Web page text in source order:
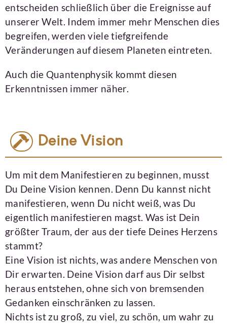
entscheiden schließlich über die Ereignisse auf
unserer Welt. Indem immer mehr Menschen dies
begreifen, werden viele tiefgreifende
Veränderungen auf diesem Planeten eintreten.
Auch die Quantenphysik kommt diesen
Erkenntnissen immer näher.
Deine Vision
Um mit dem Manifestieren zu beginnen, musst
Du Deine Vision kennen. Denn Du kannst nicht
manifestieren, wenn Du nicht weiß, was Du
eigentlich manifestieren magst. Was ist Dein
größter Traum, der aus der tiefe Deines Herzens
stammt?
Eine Vision ist nichts, was andere Menschen von
Dir erwarten. Deine Vision darf aus Dir selbst
heraus entstehen, ohne sich von bremsenden
Gedanken einschränken zu lassen.
Nichts ist zu groß, zu viel, zu schön, um wahr zu